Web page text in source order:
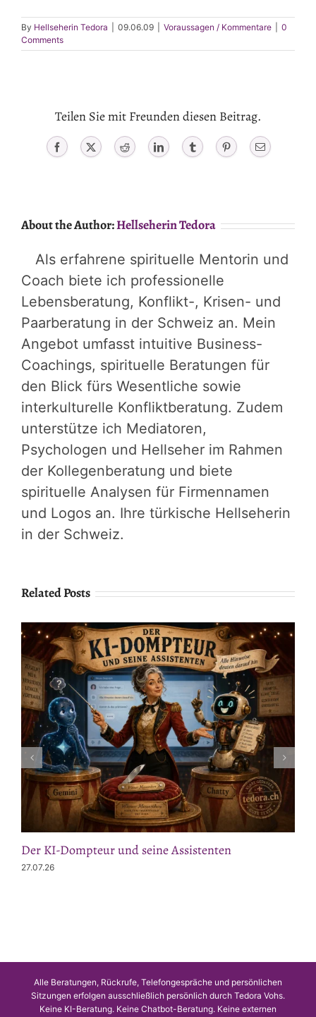
By Hellseherin Tedora 09.06.09 Voraussagen / Kommentare
0
Comments
Teilen Sie mit Freunden diesen Beitrag.
Facebook X Reddit LinkedIn Tumblr PinterestEmail
About the Author:Hellseherin Tedora
Als erfahrene spirituelle Mentorin und
Coach biete ich professionelle
Lebensberatung, Konflikt-, Krisen- und
Paarberatung in der Schweiz an. Mein
Angebot umfasst intuitive Business-
Coachings, spirituelle Beratungen für
den Blick fürs Wesentliche sowie
interkulturelle Konfliktberatung. Zudem
unterstütze ich Mediatoren,
Psychologen und Hellseher im Rahmen
der Kollegenberatung und biete
spirituelle Analysen für Firmennamen
und Logos an. Ihre türkische Hellseherin
in der Schweiz.
Related Posts
Der KI-Dompteur und seine Assistenten
27.07.26
Alle Beratungen, Rückrufe, Telefongespräche und persönlichen
Sitzungen erfolgen ausschließlich persönlich durch Tedora Vohs.
Keine KI-Beratung. Keine Chatbot-Beratung. Keine externen